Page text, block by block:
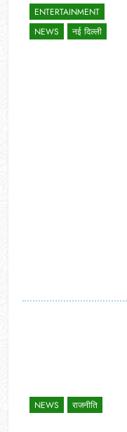
ENTERTAINMENT
NEWS
नई दिल्ली
NEWS राजनीति